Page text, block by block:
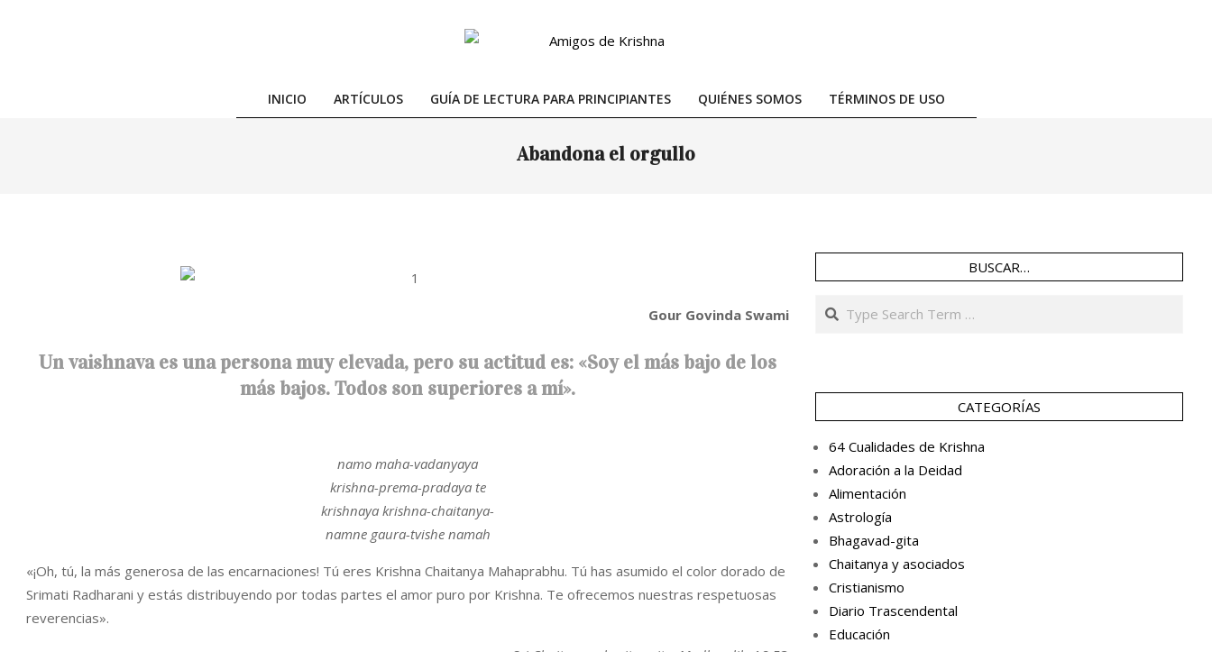
Primary
Menu
INICIO ARTÍCULOS GUÍA DE LECTURA PARA PRINCIPIANTES QUIÉNES SOMOS TÉRMINOS DE USO
Abandona el orgullo
Gour Govinda Swami
Un vaishnava es una persona muy elevada, pero su actitud es: «Soy el más bajo de los
más bajos. Todos son superiores a mí».
namo maha-vadanyaya
krishna-prema-pradaya te
krishnaya krishna-chaitanya-
namne gaura-tvishe namah
«¡Oh, tú, la más generosa de las encarnaciones! Tú eres Krishna Chaitanya Mahaprabhu. Tú has asumido el color dorado de
Srimati Radharani y estás distribuyendo por todas partes el amor puro por Krishna. Te ofrecemos nuestras respetuosas
reverencias».
BUSCAR…
Search
CATEGORÍAS
64 Cualidades de Krishna
Adoración a la Deidad
Alimentación
Astrología
Bhagavad-gita
Chaitanya y asociados
Cristianismo
Diario Trascendental
Educación